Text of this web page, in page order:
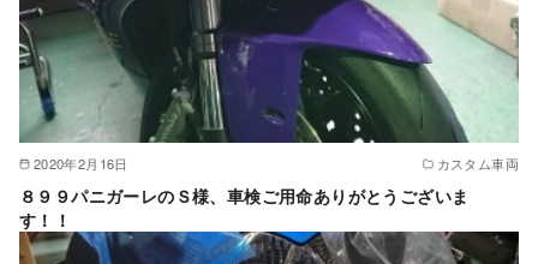
2020年2月16日 カスタム車両
８９９パニガーレのＳ様、車検ご用命ありがとうございま
す！！